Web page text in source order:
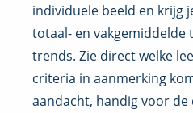
individuele beeld en krijg
totaal- en vakgemiddelde
trends. Zie direct welke
criteria in aanmerking
aandacht, handig voor de